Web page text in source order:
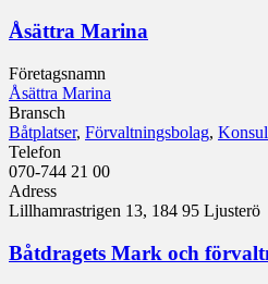
Åsättra Marina
Företagsnamn
Åsättra Marina
Bransch
Båtplatser, Förvaltningsbolag,
Telefon
070-744 21 00
Adress
Lillhamrastrigen 13, 184 95 Ljusterö
Båtdragets Mark och